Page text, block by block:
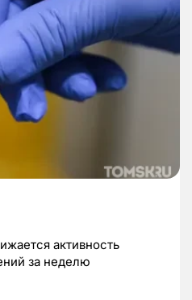
активность
за неделю